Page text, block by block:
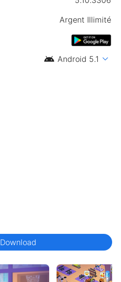
Argent Illimité
android Android 5.1 expand_more
Download